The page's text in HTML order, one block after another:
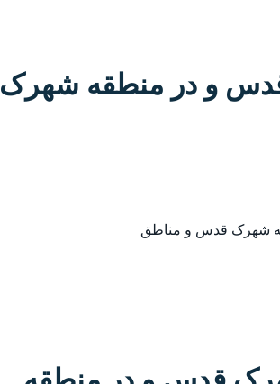
قدس و در منطقه شهرک
شهرک قدس و مناطق